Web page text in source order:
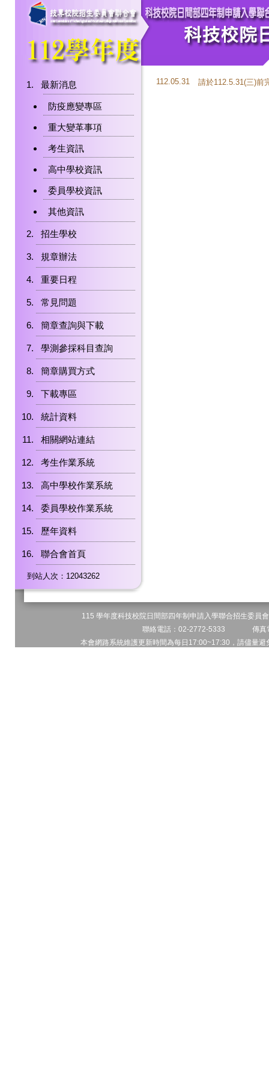
最新消息
防疫應變專區
重大變革事項
考生資訊
高中學校資訊
委員學校資訊
其他資訊
招生學校
規章辦法
重要日程
常見問題
簡章查詢與下載
學測參採科目查詢
簡章購買方式
下載專區
統計資料
相關網站連結
考生作業系統
高中學校作業系統
委員學校作業系統
歷年資料
聯合會首頁
到站人次：12043262
112.05.31 請於112.5.31(三)前
115 學年度科技校院日間部四年制申請入學聯合招生委
聯絡電話：02-2772-5333 傳
本會網路系統維護更新時間為每日17:00~17:30，請儘量